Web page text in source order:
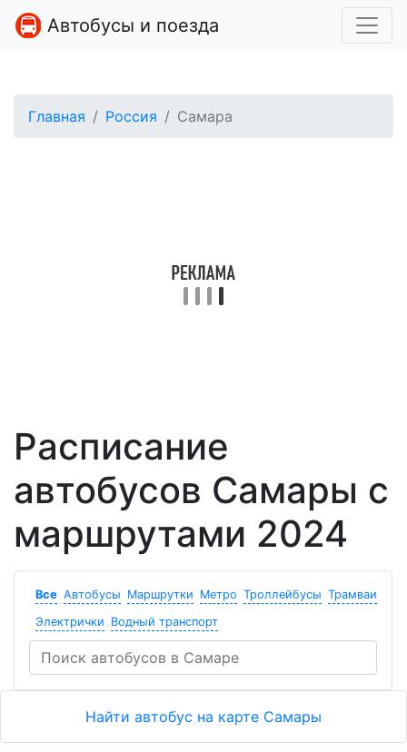
Автобусы и поезда
Главная Россия Самара
Расписание
автобусов Самары с
маршрутами 2024
Все Автобусы Маршрутки Метро Троллейбусы Трамваи
Электрички Водный транспорт
Найти автобус на карте Самары